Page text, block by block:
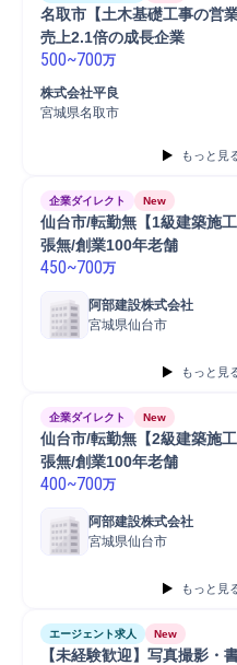
名取市【土木基礎工事の営
売上2.1倍の成長企業
500~700万
株式会社平良
宮城県名取市
もっと見
企業ダイレクト New
仙台市/転勤無【1級建築施
張無/創業100年老舗
450~700万
阿部建設株式会社
宮城県仙台市
もっと見
企業ダイレクト New
仙台市/転勤無【2級建築施
張無/創業100年老舗
400~700万
阿部建設株式会社
宮城県仙台市
もっと見
エージェント求人 New
【未経験歓迎】写真撮影・